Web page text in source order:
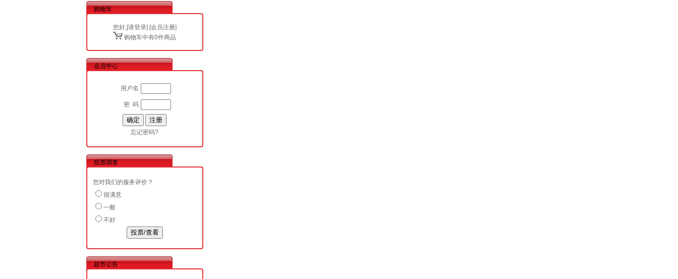
购物车
您好,[请登录] [会员注册]
购物车中有0件商品
会员中心
用户名
密 码
忘记密码?
投票调查
您对我们的服务评价？
很满意
一般
不好
超市公告